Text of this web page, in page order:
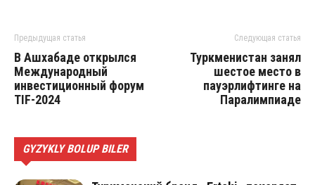
Предыдущая статья
В Ашхабаде открылся
Международный
инвестиционный форум
TIF-2024
Следующая статья
Туркменистан занял
шестое место в
пауэрлифтинге на
Паралимпиаде
GYZYKLY BOLUP BILER